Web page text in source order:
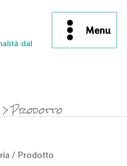
dal
Menu
Prodotto
/ Prodotto